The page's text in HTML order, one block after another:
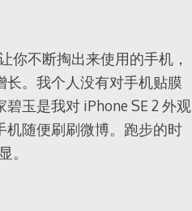
你不断掏出来使用的手机，
。我个人没有对手机贴膜
玉是我对 iPhone SE 2 外观
机随便刷刷微博。跑步的时
。